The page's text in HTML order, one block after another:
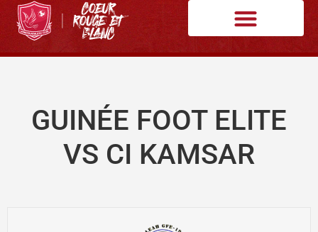
GUINÉE FOOT ELITE
VS CI KAMSAR